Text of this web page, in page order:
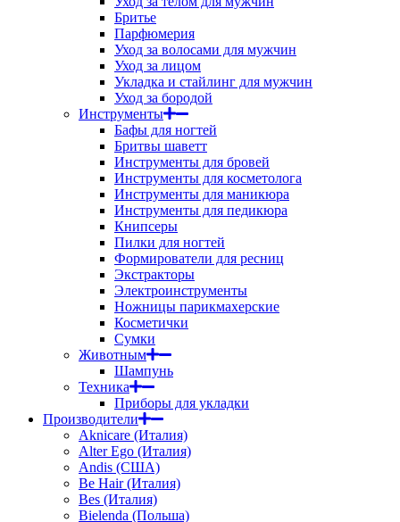
Бритье
Парфюмерия
Уход за волосами для мужчин
Уход за лицом
Укладка и стайлинг для мужчин
Уход за бородой
Инструменты
Бафы для ногтей
Бритвы шаветт
Инструменты для бровей
Инструменты для косметолога
Инструменты для маникюра
Инструменты для педикюра
Книпсеры
Пилки для ногтей
Формирователи для ресниц
Экстракторы
Электроинструменты
Ножницы парикмахерские
Косметички
Сумки
Животным
Шампунь
Техника
Приборы для укладки
Производители
Aknicare (Италия)
Alter Ego (Италия)
Andis (США)
Be Hair (Италия)
Bes (Италия)
Bielenda (Польша)